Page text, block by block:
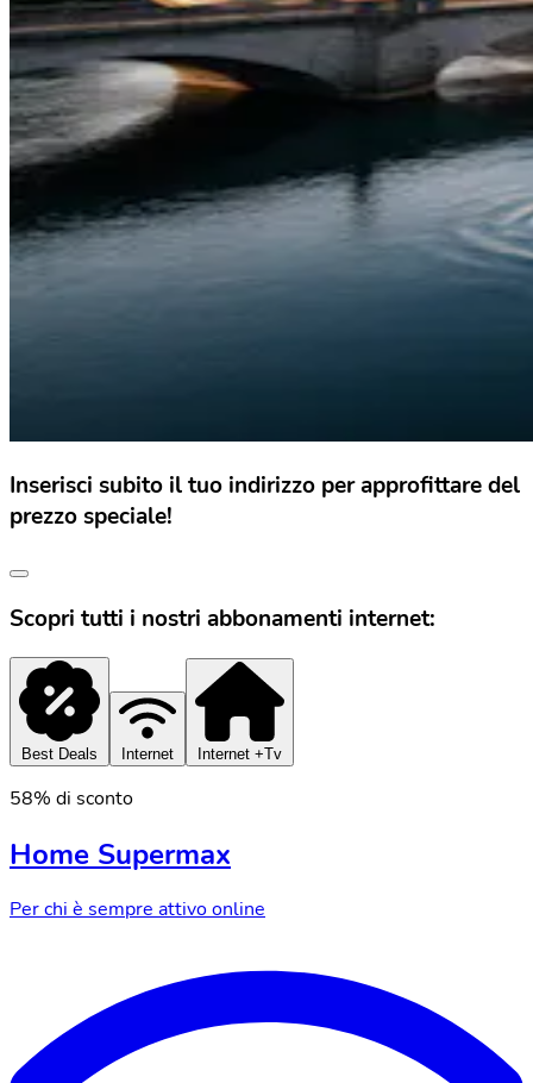
Inserisci subito il tuo indirizzo per approfittare del
prezzo speciale!
Scopri tutti i nostri abbonamenti internet:
Best Deals Internet Internet +Tv
58% di sconto
Home Supermax
Per chi è sempre attivo online